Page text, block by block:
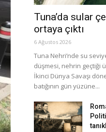
Tuna’da sular
ortaya çıktı
6 Ağustos 2026
Tuna Nehri’nde su
düşmesi, nehrin geçtiği
İkinci Dünya Savaşı
batığının gün yüzüne...